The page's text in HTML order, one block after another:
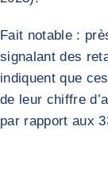
Fait notable :
signalant des
indiquent que
de leur chiffre
par rapport aux